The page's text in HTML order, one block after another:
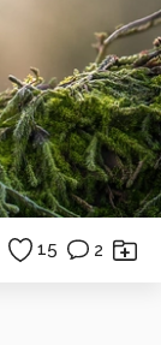
15 2